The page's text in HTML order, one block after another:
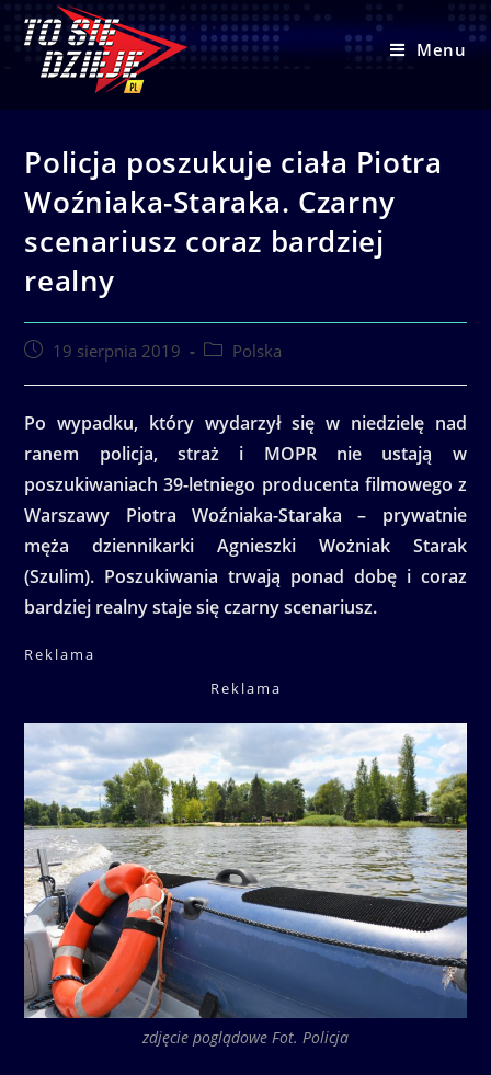
content
Menu
Policja poszukuje ciała Piotra
Woźniaka-Staraka. Czarny
scenariusz coraz bardziej
realny
Post19 sierpnia 2019
PostPolska
Po wypadku, który wydarzył się w niedzielę nad
ranem policja, straż i MOPR nie ustają w
poszukiwaniach 39-letniego producenta filmowego z
Warszawy Piotra Woźniaka-Staraka – prywatnie
męża dziennikarki Agnieszki Wożniak Starak
(Szulim). Poszukiwania trwają ponad dobę i coraz
bardziej realny staje się czarny scenariusz.
Reklama
Reklama
zdjęcie poglądowe Fot. Policja